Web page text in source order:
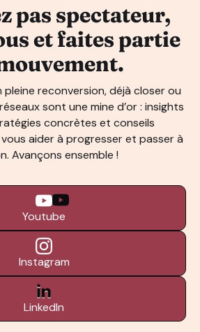
pas spectateur,
et faites partie
pleine reconversion, déjà closer ou
sont une mine d’or : insights
concrètes et conseils
aider à progresser et passer à
Avançons ensemble !
Youtube
Instagram
LinkedIn